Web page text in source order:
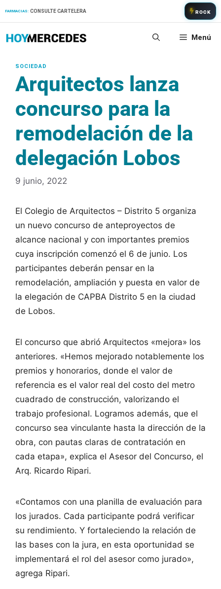
FARMACIAS: CONSULTE CARTELERA ROCK
Menú
Arquitectos lanza
concurso para la
remodelación de la
delegación Lobos
9 junio, 2022
El Colegio de Arquitectos – Distrito 5 organiza
un nuevo concurso de anteproyectos de
alcance nacional y con importantes premios
cuya inscripción comenzó el 6 de junio. Los
participantes deberán pensar en la
remodelación, ampliación y puesta en valor de
la elegación de CAPBA Distrito 5 en la ciudad
de Lobos.
El concurso que abrió Arquitectos «mejora» los
anteriores. «Hemos mejorado notablemente los
premios y honorarios, donde el valor de
referencia es el valor real del costo del metro
cuadrado de construcción, valorizando el
trabajo profesional. Logramos además, que el
concurso sea vinculante hasta la dirección de la
obra, con pautas claras de contratación en
cada etapa», explica el Asesor del Concurso, el
Arq. Ricardo Ripari.
«Contamos con una planilla de evaluación para
los jurados. Cada participante podrá verificar
su rendimiento. Y fortaleciendo la relación de
las bases con la jura, en esta oportunidad se
implementará el rol del asesor como jurado»,
agrega Ripari.